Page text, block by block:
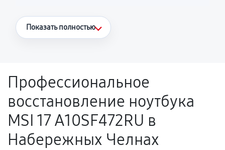
Что считается гарантийным случаем
Поломка установленной детали при
нормальной эксплуатации в течение
гарантийного срока.
Несоответствие комплектующей заявленным
техническим характеристикам.
Показать полностью
Профессиональное
восстановление ноутбука
MSI 17 A10SF472RU в
Набережных Челнах